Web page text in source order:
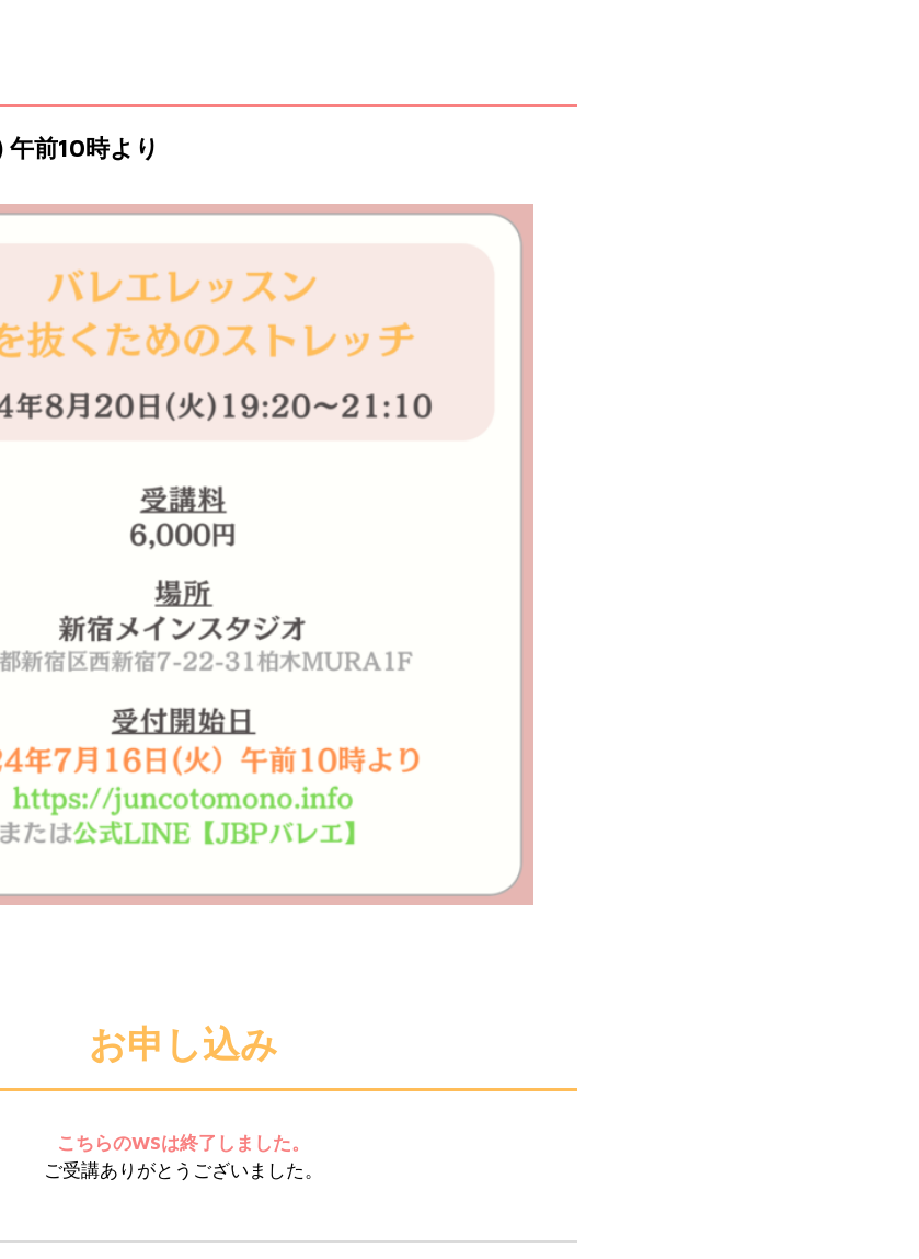
前10時より
お申し込み
こちらのWSは終了しました。
ご受講ありがとうございました。